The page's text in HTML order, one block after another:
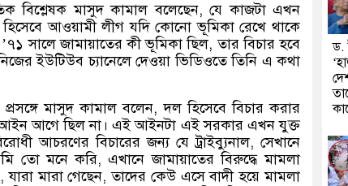
বিশ্লেষক মাসুদ কামাল বলেছেন, যে কাজটা এখন
আওয়ামী লীগ যদি কোনো ভূমিকা রেখে থাকে
সালে জামায়াতের কী ভূমিকা ছিল, তার বিচার হবে
ইউটিউব চ্যানেলে দেওয়া ভিডিওতে তিনি এ কথা
মাসুদ কামাল বলেন, দল হিসেবে বিচার করার
আগে ছিল না। এই আইনটা এই সরকার এখন যুক্ত
আচরণের বিচারের জন্য যে ট্রাইব্যুনাল, সেখানে
তো মনে করি, এখানে জামায়াতের বিরুদ্ধে মামলা
যারা মারা গেছেন, তাদের কেউ এসে বাদী হয়ে মামলা
ড.